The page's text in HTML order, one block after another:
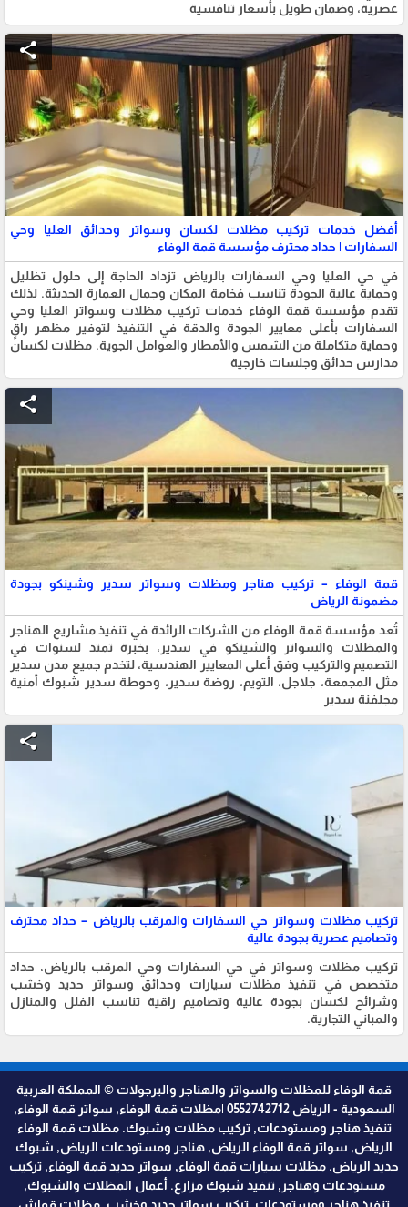
عصرية، وضمان طويل بأسعار تنافسية
share
أفضل خدمات تركيب مظلات لكسان وسواتر وحدائق العليا وحي
السفارات | حداد محترف مؤسسة قمة الوفاء
في حي العليا وحي السفارات بالرياض تزداد الحاجة إلى حلول تظليل
وحماية عالية الجودة تناسب فخامة المكان وجمال العمارة الحديثة. لذلك
تقدم مؤسسة قمة الوفاء خدمات تركيب مظلات وسواتر العليا وحي
السفارات بأعلى معايير الجودة والدقة في التنفيذ لتوفير مظهر راقٍ
وحماية متكاملة من الشمس والأمطار والعوامل الجوية. مظلات لكسان
مدارس حدائق وجلسات خارجية
share
قمة الوفاء – تركيب هناجر ومظلات وسواتر سدير وشينكو بجودة
مضمونة الرياض
تُعد مؤسسة قمة الوفاء من الشركات الرائدة في تنفيذ مشاريع الهناجر
والمظلات والسواتر والشينكو في سدير، بخبرة تمتد لسنوات في
التصميم والتركيب وفق أعلى المعايير الهندسية، لتخدم جميع مدن سدير
مثل المجمعة، جلاجل، التويم، روضة سدير، وحوطة سدير شبوك أمنية
مجلفنة سدير
share
تركيب مظلات وسواتر حي السفارات والمرقب بالرياض – حداد محترف
وتصاميم عصرية بجودة عالية
تركيب مظلات وسواتر في حي السفارات وحي المرقب بالرياض، حداد
متخصص في تنفيذ مظلات سيارات وحدائق وسواتر حديد وخشب
وشرائح لكسان بجودة عالية وتصاميم راقية تناسب الفلل والمنازل
والمباني التجارية.
قمة الوفاء للمظلات والسواتر والهناجر والبرجولات © المملكة العربية
السعودية - الرياض 0552742712 |مظلات قمة الوفاء, سواتر قمة الوفاء,
تنفيذ هناجر ومستودعات, تركيب مظلات وشبوك. مظلات قمة الوفاء
الرياض, سواتر قمة الوفاء الرياض, هناجر ومستودعات الرياض, شبوك
حديد الرياض. مظلات سيارات قمة الوفاء, سواتر حديد قمة الوفاء, تركيب
مستودعات وهناجر, تنفيذ شبوك مزارع. أعمال المظلات والشبوك,